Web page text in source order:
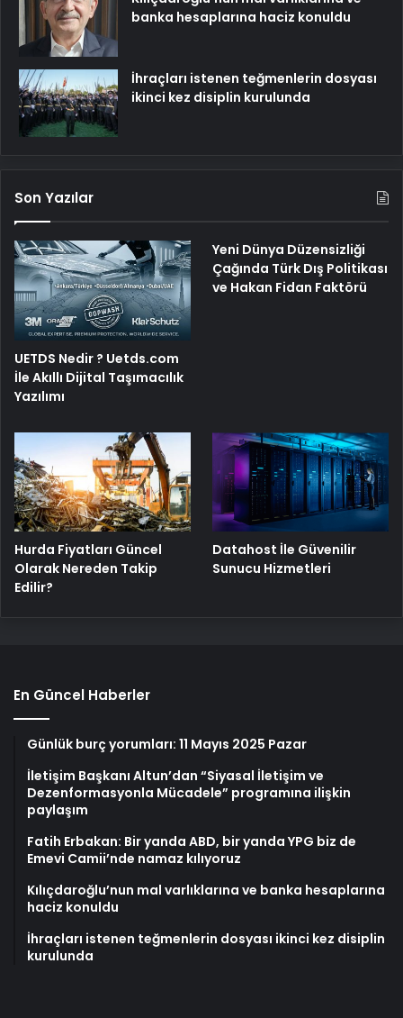
banka hesaplarına haciz konuldu
İhraçları istenen teğmenlerin dosyası
ikinci kez disiplin kurulunda
Son Yazılar
UETDS Nedir ? Uetds.com
İle Akıllı Dijital Taşımacılık
Yazılımı
Yeni Dünya Düzensizliği
Çağında Türk Dış Politikası
ve Hakan Fidan Faktörü
Hurda Fiyatları Güncel
Olarak Nereden Takip
Edilir?
Datahost İle Güvenilir
Sunucu Hizmetleri
En Güncel Haberler
Günlük burç yorumları: 11 Mayıs 2025 Pazar
İletişim Başkanı Altun’dan “Siyasal İletişim ve
Dezenformasyonla Mücadele” programına ilişkin
paylaşım
Fatih Erbakan: Bir yanda ABD, bir yanda YPG biz de
Emevi Camii’nde namaz kılıyoruz
Kılıçdaroğlu’nun mal varlıklarına ve banka hesaplarına
haciz konuldu
İhraçları istenen teğmenlerin dosyası ikinci kez disiplin
kurulunda